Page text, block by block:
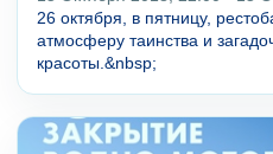
26 октября, в пятницу,
атмосферу таинства и
красоты.&nbsp;